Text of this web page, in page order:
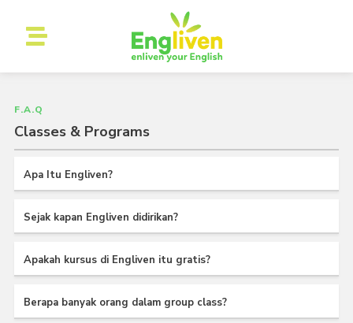
F.A.Q
Classes & Programs
Apa Itu Engliven?
Sejak kapan Engliven didirikan?
Apakah kursus di Engliven itu gratis?
Berapa banyak orang dalam group class?